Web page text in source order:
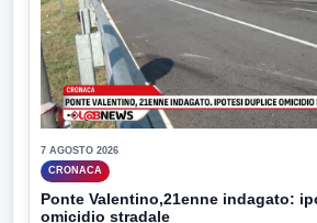
7 AGOSTO 2026
CRONACA
Ponte Valentino,21enne indagato:
omicidio stradale